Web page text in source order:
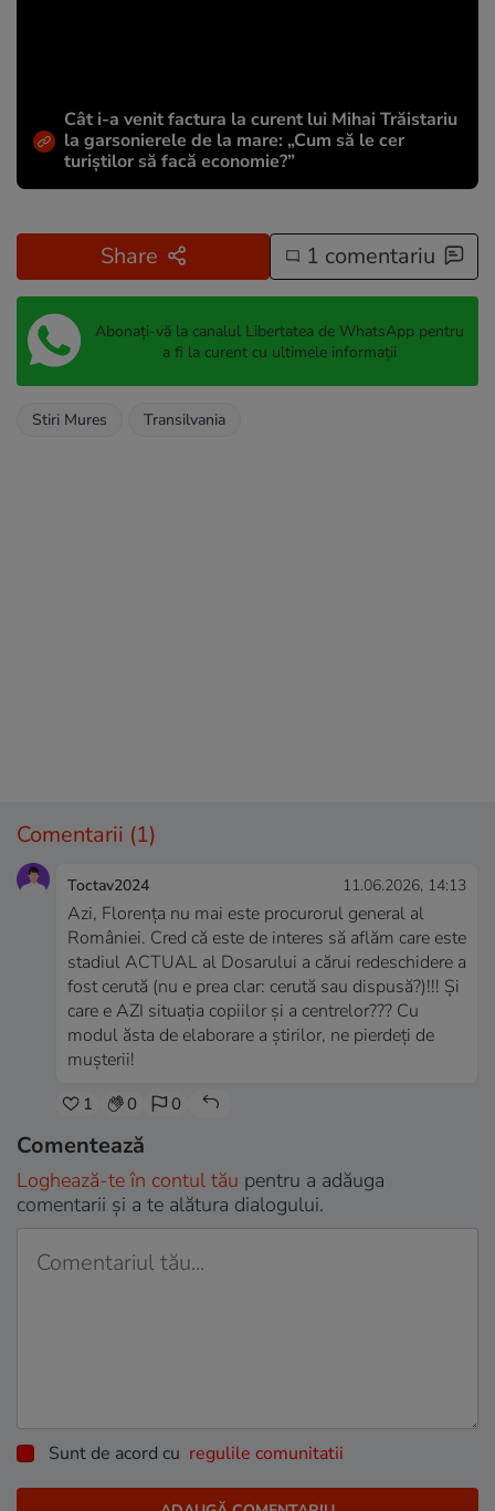
Cât i-a venit factura la curent lui Mihai Trăistariu
la garsonierele de la mare: „Cum să le cer
turiștilor să facă economie?”
Share 1 comentariu
Abonați-vă la canalul Libertatea de WhatsApp pentru
a fi la curent cu ultimele informații
Stiri Mures Transilvania
Comentarii (1)
Toctav2024 11.06.2026, 14:13
Azi, Florenţa nu mai este procurorul general al
României. Cred că este de interes să aflăm care este
stadiul ACTUAL al Dosarului a cărui redeschidere a
fost cerută (nu e prea clar: cerută sau dispusă?)!!! Şi
care e AZI situaţia copiilor şi a centrelor??? Cu
modul ăsta de elaborare a ştirilor, ne pierdeţi de
muşterii!
1 0 0
Comentează
Loghează-te în contul tău pentru a adăuga
comentarii și a te alătura dialogului.
Sunt de acord cu regulile comunitatii